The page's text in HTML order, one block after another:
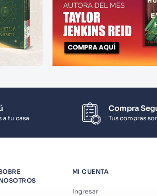
a tu casa
Compra
Tus compras
MI CUENTA
Ingresar